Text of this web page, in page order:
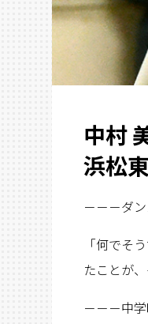
中村
浜松
－－－ダ
「何でそ
たことが
－－－中